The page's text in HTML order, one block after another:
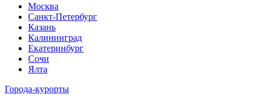
Москва
Санкт-Петербург
Казань
Калининград
Екатеринбург
Сочи
Ялта
Города-курорты